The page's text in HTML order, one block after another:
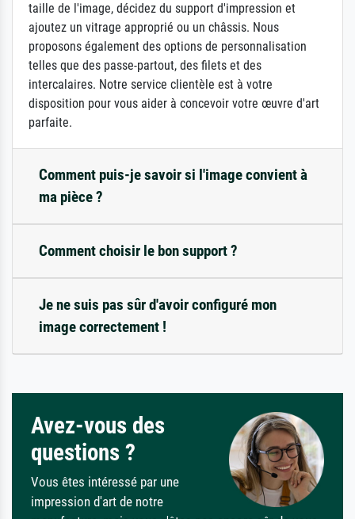
taille de l'image, décidez du support d'impression et
ajoutez un vitrage approprié ou un châssis. Nous
proposons également des options de personnalisation
telles que des passe-partout, des filets et des
intercalaires. Notre service clientèle est à votre
disposition pour vous aider à concevoir votre œuvre d'art
parfaite.
Comment puis-je savoir si l'image convient à
ma pièce ?
Comment choisir le bon support ?
Je ne suis pas sûr d'avoir configuré mon
image correctement !
Avez-vous des
questions ?
Vous êtes intéressé par une
impression d'art de notre